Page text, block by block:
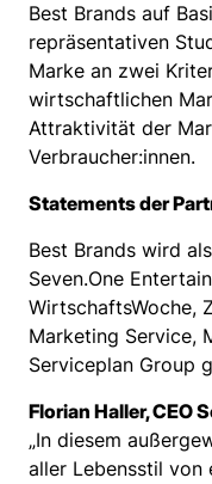
Best Brands auf
repräsentativen
Marke an zwei
wirtschaftlichen
Attraktivität der
Verbraucher:innen.
Statements der
Best Brands wird
Seven.One
WirtschaftsWoche,
Marketing Service,
Serviceplan Group
Florian Haller, CEO
„In diesem
aller Lebensstil von